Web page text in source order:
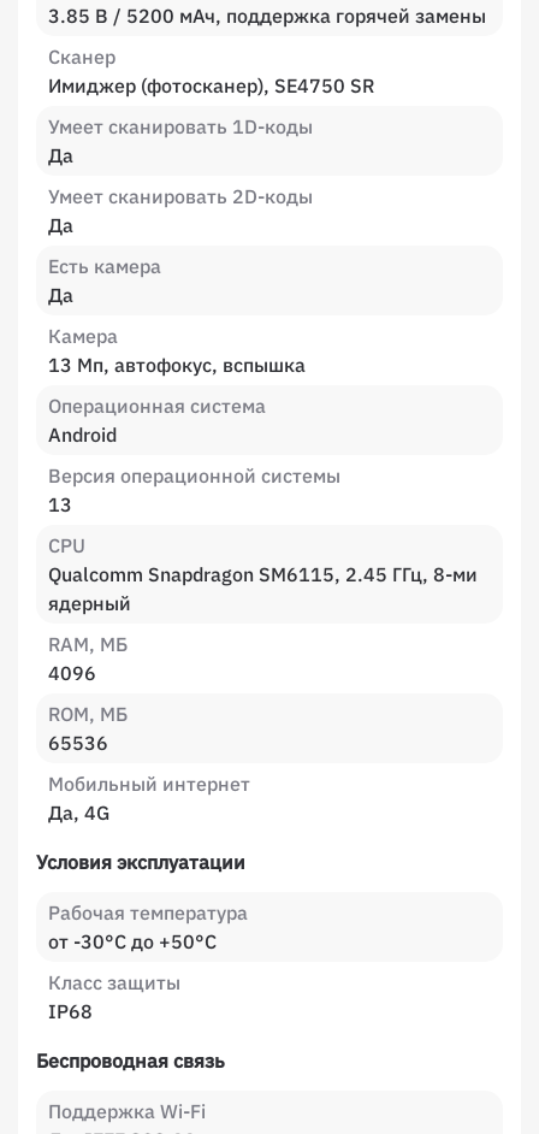
3.85 В / 5200 мАч, поддержка горячей замены
Сканер
Имиджер (фотосканер), SE4750 SR
Умеет сканировать 1D-коды
Да
Умеет сканировать 2D-коды
Да
Есть камера
Да
Камера
13 Мп, автофокус, вспышка
Операционная система
Android
Версия операционной системы
13
CPU
Qualcomm Snapdragon SM6115, 2.45 ГГц, 8-ми
ядерный
RAM, МБ
4096
ROM, МБ
65536
Мобильный интернет
Да, 4G
Условия эксплуатации
Рабочая температура
от -30°C до +50°C
Класс защиты
IP68
Беспроводная связь
Поддержка Wi-Fi